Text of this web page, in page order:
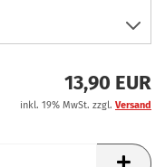
13,90 EUR
inkl. 19% MwSt. zzgl. Versand